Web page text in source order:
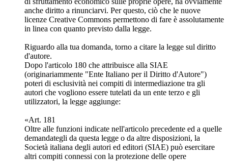
anche diritto a rinunciarvi. Per questo, ciò che le nuove
licenze Creative Commons permettono di fare è assolutamente
in linea con quanto previsto dalla legge.
Riguardo alla tua domanda, torno a citare la legge sul diritto
d'autore.
Dopo l'articolo 180 che attribuisce alla SIAE
(originariammente "Ente Italiano per il Diritto d'Autore")
poteri di esclusività nei compiti di intermediazione tra gli
autori che vogliono essere tutelati da un ente terzo e gli
utilizzatori, la legge aggiunge:
«Art. 181
Oltre alle funzioni indicate nell'articolo precedente ed a quelle
demandategli da questa legge o da altre disposizioni, la
Società italiana degli autori ed editori (SIAE) può esercitare
altri compiti connessi con la protezione delle opere